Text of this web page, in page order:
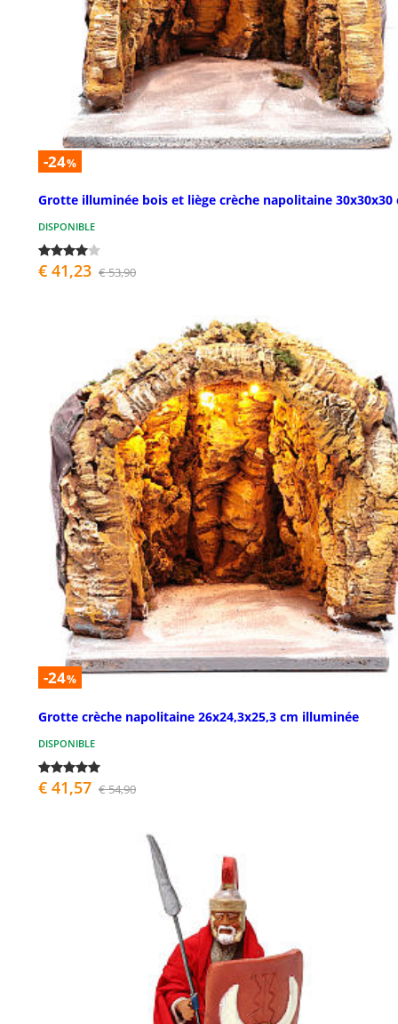
-24%
Grotte illuminée bois et liège crèche napolitaine 30x30x30
DISPONIBLE
€ 41,23 € 53,90
-24%
Grotte crèche napolitaine 26x24,3x25,3 cm illuminée
DISPONIBLE
€ 41,57 € 54,90